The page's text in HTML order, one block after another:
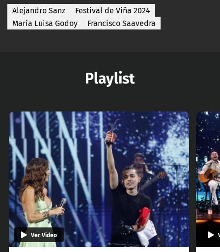
Alejandro Sanz
Festival de Viña 2024
María Luisa Godoy
Francisco Saavedra
Playlist
Ver Video